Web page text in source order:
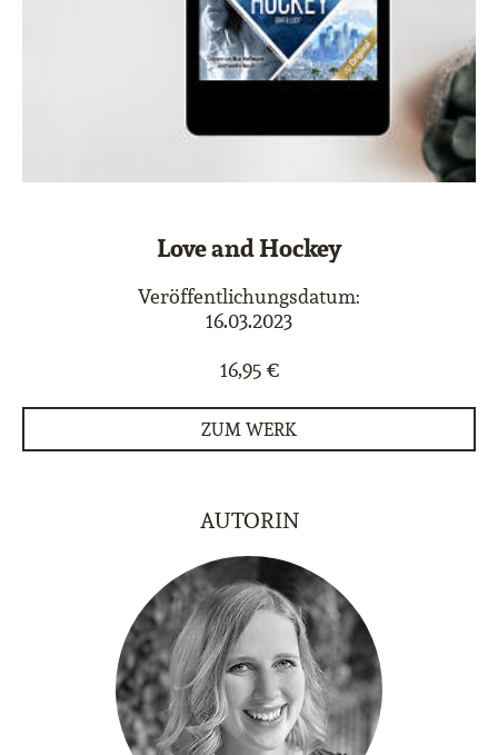
Love and Hockey
Veröffentlichungsdatum:
16.03.2023
16,95 €
ZUM WERK
AUTORIN